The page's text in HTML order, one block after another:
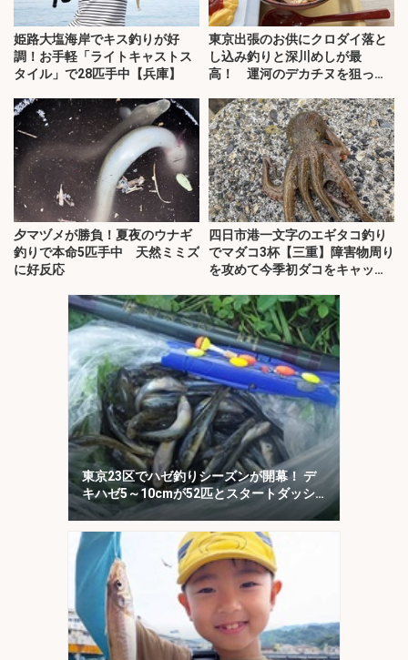
姫路大塩海岸でキス釣りが好
調！お手軽「ライトキャストス
タイル」で28匹手中【兵庫】
東京出張のお供にクロダイ落と
し込み釣りと深川めしが最
高！ 運河のデカチヌを狙って
夕マヅメが勝負！夏夜のウナギ
釣りで本命5匹手中 天然ミミズ
に好反応
四日市港一文字のエギタコ釣り
でマダコ3杯【三重】障害物周り
を攻めて今季初ダコをキャッ
東京23区でハゼ釣りシーズンが開幕！ デ
キハゼ5～10cmが52匹とスタートダッシ
ュに成功